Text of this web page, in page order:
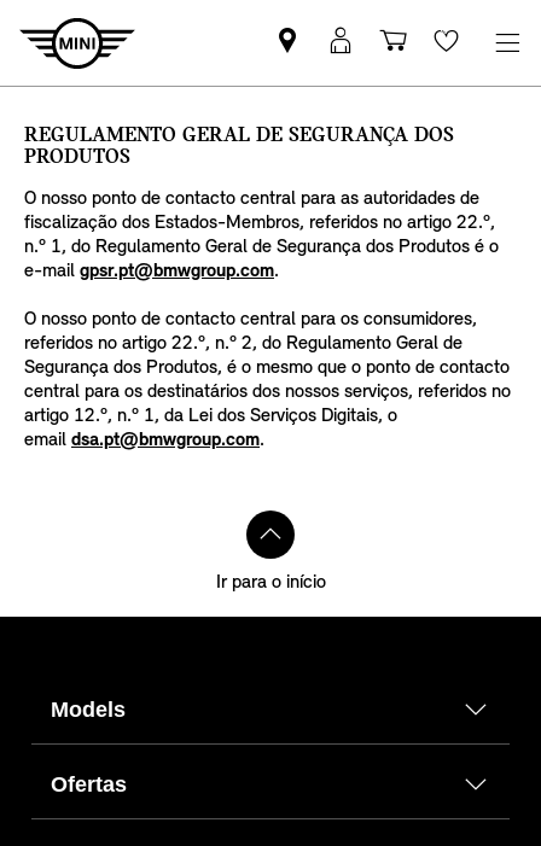
Pesquisar
parceiro
Iniciar
sessão
Carrinho
de
Wishlist
REGULAMENTO GERAL DE SEGURANÇA DOS
PRODUTOS
O nosso ponto de contacto central para as autoridades de
fiscalização dos Estados-Membros, referidos no artigo 22.º,
n.º 1, do Regulamento Geral de Segurança dos Produtos é o
e-mail gpsr.pt@bmwgroup.com.
O nosso ponto de contacto central para os consumidores,
referidos no artigo 22.º, n.º 2, do Regulamento Geral de
Segurança dos Produtos, é o mesmo que o ponto de contacto
central para os destinatários dos nossos serviços, referidos no
artigo 12.º, n.º 1, da Lei dos Serviços Digitais, o
email dsa.pt@bmwgroup.com.
Ir para o início
Models
Ofertas